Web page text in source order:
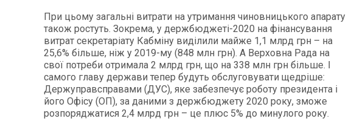
При цьому загальні витрати на утримання чиновницького апарату
також ростуть. Зокрема, у держбюджеті-2020 на фінансування
витрат секретаріату Кабміну виділили майже 1,1 млрд грн – на
25,6% більше, ніж у 2019-му (848 млн грн). А Верховна Рада на
свої потреби отримала 2 млрд грн, що на 338 млн грн більше. І
самого главу держави тепер будуть обслуговувати щедріше:
Держуправсправами (ДУС), яке забезпечує роботу президента і
його Офісу (ОП), за даними з держбюджету 2020 року, зможе
розпоряджатися 2,4 млрд грн – це плюс 5% до минулого року.